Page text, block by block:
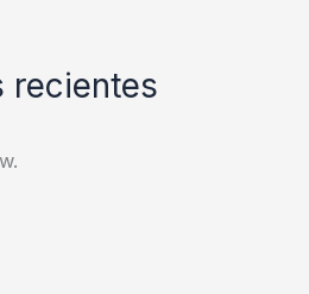
recientes